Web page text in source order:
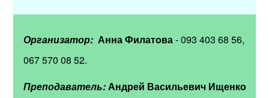
Организатор:Анна Филатова- 093 403 68 56,
067 570 08 52.
Преподаватель:Андрей Васильевич Ищенко